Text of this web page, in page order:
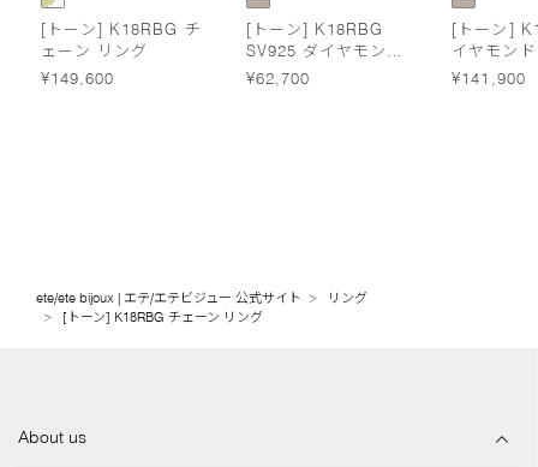
[トーン] K18RBG チ
ェーン リング
¥149,600
[トーン] K18RBG
SV925 ダイヤモンド
ピアス ファビュラス
¥62,700
[トーン]
イヤモン
ァビュラス
¥141,900
ete/ete bijoux | エテ/エテビジュー 公式サイト
リング
[トーン] K18RBG チェーン リング
About us